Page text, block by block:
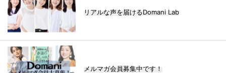
リアルな声を届けるDomani Lab
メルマガ会員募集中です！